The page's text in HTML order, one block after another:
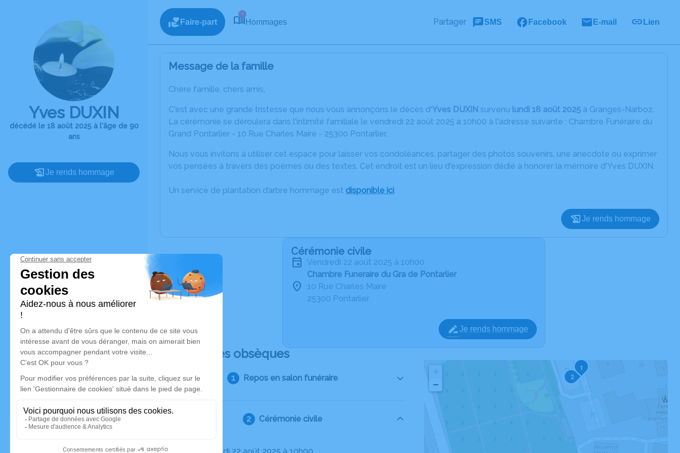
Yves DUXIN
décédé le 18 août 2025 à l'âge de 90
ans
Je rends hommage
Faire-part
1
Hommages Partager SMS Facebook E-mail Lien
Message de la famille
Chère famille, chers amis,
C'est avec une grande tristesse que nous vous annonçons le décès d'Yves DUXIN survenu lundi 18 août 2025 à Granges-Narboz.
La cérémonie se déroulera dans l'intimité familiale le vendredi 22 août 2025 à 10h00 à l'adresse suivante : Chambre Funéraire du
Grand Pontarlier - 10 Rue Charles Maire - 25300 Pontarlier.
Nous vous invitons à utiliser cet espace pour laisser vos condoléances, partager des photos souvenirs, une anecdote ou exprimer
vos pensées à travers des poèmes ou des textes. Cet endroit est un lieu d'expression dédié à honorer la mémoire d'Yves DUXIN.
Un service de plantation d’arbre hommage est disponible ici.
Je rends hommage
Cérémonie civile
vendredi 22 août 2025 à 10h00
Chambre Funeraire du Gra de Pontarlier
10 Rue Charles Maire
25300 Pontarlier
Je rends hommage
Déroulé des obsèques
Repos en salon funéraire
Cérémonie civile
1
2
−